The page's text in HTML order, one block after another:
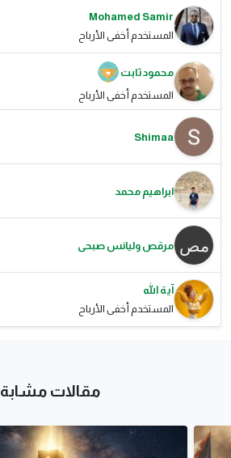
Mohamed Samir
المستخدم أخفى الأرباح
محمود ثابت
المستخدم أخفى الأرباح
Shimaa
ابراهيم محمد
مرقص وليانس صبحى
آية الله
المستخدم أخفى الأرباح
مقالات مشابة